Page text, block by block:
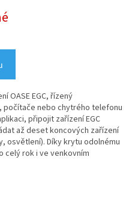
OASE EGC, řízený
nebo chytrého telefonu
připojit zařízení EGC
až deset koncových zařízení
osvětlení). Díky krytu odolnému
celý rok i ve venkovním